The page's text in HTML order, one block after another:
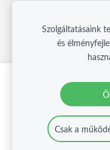
Hozzon létre
Mozello
Szolgáltatásaink
és
Csak a